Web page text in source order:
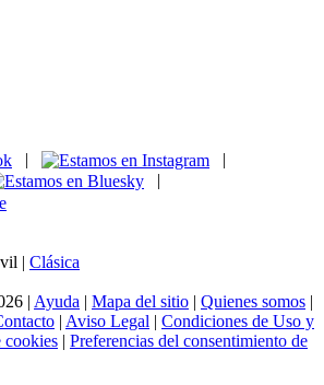
|
|
|
| Clásica
| Ayuda | Mapa del sitio | Quienes somos |
| Aviso Legal | Condiciones de Uso y
cookies | Preferencias del consentimiento de